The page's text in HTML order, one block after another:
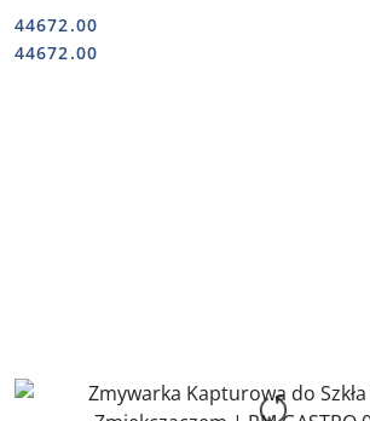
Cena:
44672.00
Cena:
44672.00